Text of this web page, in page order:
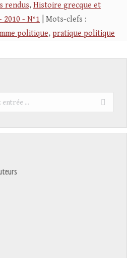
rendus, Histoire grecque et
2010 - N°1 | Mots-clefs :
politique, pratique politique